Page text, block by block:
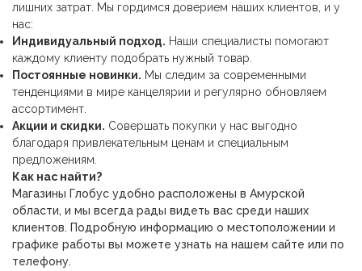
лишних затрат. Мы гордимся доверием наших клиентов, и у
нас:
Индивидуальный подход. Наши специалисты помогают
каждому клиенту подобрать нужный товар.
Постоянные новинки. Мы следим за современными
тенденциями в мире канцелярии и регулярно обновляем
ассортимент.
Акции и скидки. Совершать покупки у нас выгодно
благодаря привлекательным ценам и специальным
предложениям.
Как нас найти?
Магазины Глобус удобно расположены в Амурской
области, и мы всегда рады видеть вас среди наших
клиентов. Подробную информацию о местоположении и
графике работы вы можете узнать на нашем сайте или по
телефону.